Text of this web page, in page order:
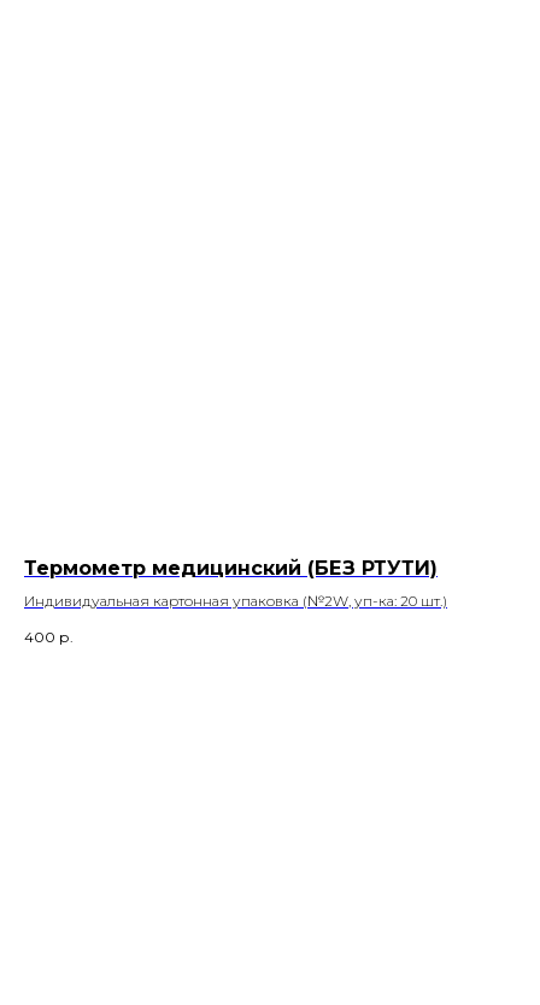
Термометр медицинский (БЕЗ РТУТИ)
Индивидуальная картонная упаковка (№2W, уп-ка: 20 шт.)
400 р.